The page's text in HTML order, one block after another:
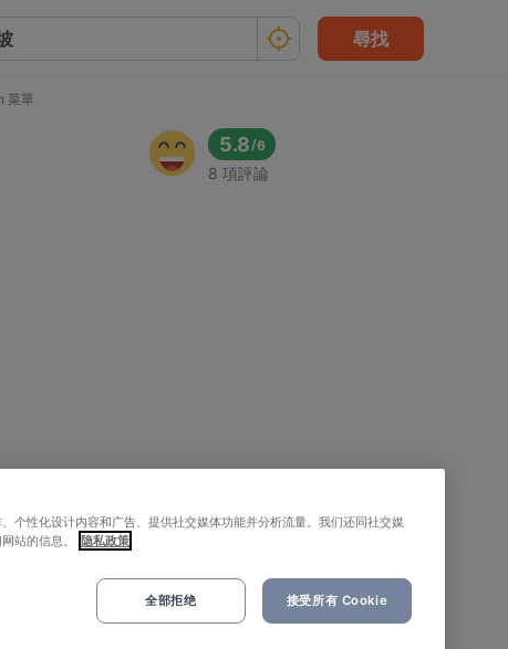
尋找
菜單
5.8/6
8 項評論
个性化设计内容和广告、提供社交媒体功能并分析流量。我们还同社交媒
站的信息。
隐私政策
全部拒绝 接受所有 Cookie